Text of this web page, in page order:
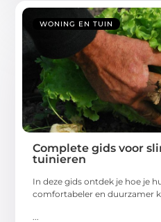
WONING EN TUIN
Complete gids voor
tuinieren
In deze gids ontdek je hoe je
comfortabeler en duurzamer